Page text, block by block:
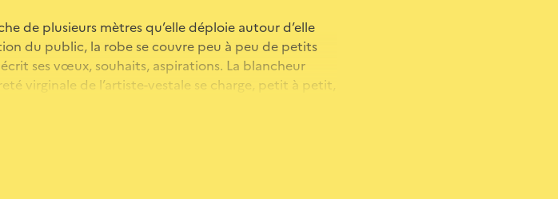
de plusieurs mètres qu’elle déploie autour d’elle
du public, la robe se couvre peu à peu de petits
ses vœux, souhaits, aspirations. La blancheur
virginale de l’artiste-vestale se charge, petit à petit,